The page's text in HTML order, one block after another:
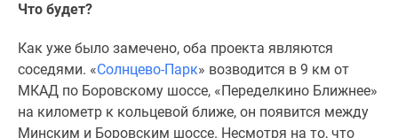
Квартиры
карте
Ипотечный
калькулятор
Что будет?
Как уже было замечено, оба проекта являются
соседями. «Солнцево-Парк» возводится в 9 км от
МКАД по Боровскому шоссе, «Переделкино Ближнее»
на километр к кольцевой ближе, он появится между
Минским и Боровским шоссе. Несмотря на то, что